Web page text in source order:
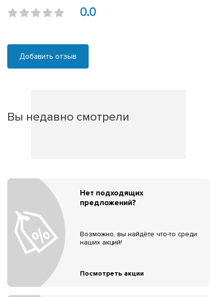
0.0
Добавить отзыв
Вы недавно смотрели
Нет подходящих
предложений?
Возможно, вы найдёте что-то среди
наших акций!
Посмотреть акции